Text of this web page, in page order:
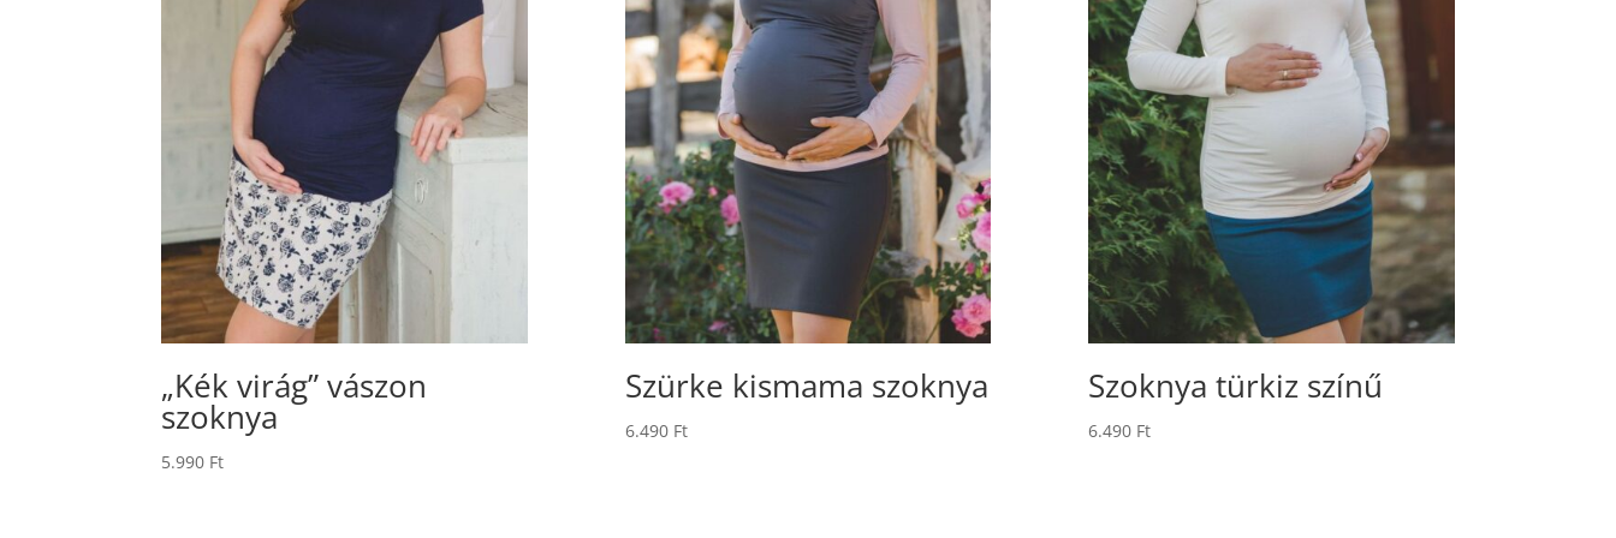
„Kék virág” vászon
szoknya
5.990 Ft
Szürke kismama szoknya
6.490 Ft
Szoknya türkiz színű
6.490 Ft